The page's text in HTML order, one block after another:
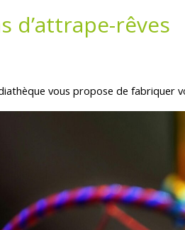
d’attrape-rêves
vous propose de